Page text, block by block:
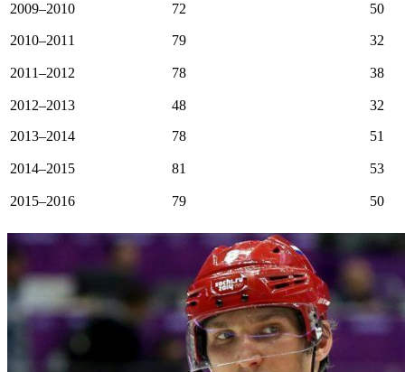
2009–2010 72 50
2010–2011 79 32
2011–2012 78 38
2012–2013 48
32
2013–2014
78 51
2014–2015 81 53
2015–2016 79 50